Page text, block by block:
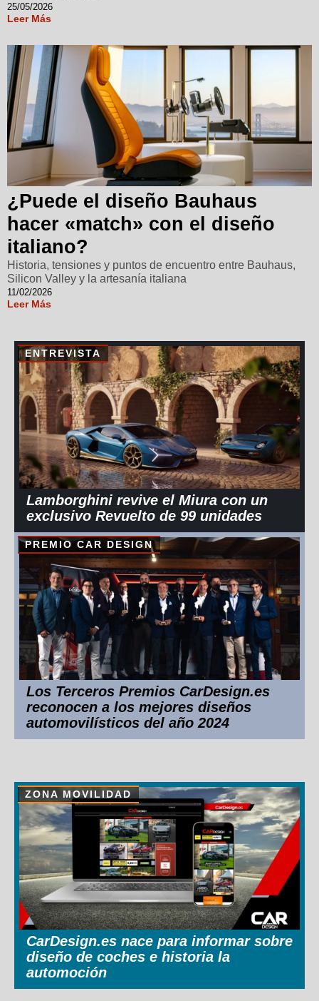
25/05/2026
Leer Más
¿Puede el diseño Bauhaus
hacer «match» con el diseño
italiano?
Historia, tensiones y puntos de encuentro entre Bauhaus,
Silicon Valley y la artesanía italiana
11/02/2026
Leer Más
ENTREVISTA
Lamborghini revive el Miura con un
exclusivo Revuelto de 99 unidades
PREMIO CAR DESIGN
Los Terceros Premios CarDesign.es
reconocen a los mejores diseños
automovilísticos del año 2024
ZONA MOVILIDAD
CarDesign.es nace para informar sobre
diseño de coches e historia la
automoción